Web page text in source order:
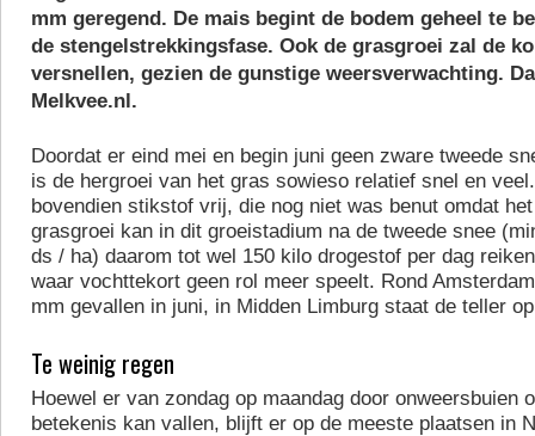
mm geregend. De mais begint de bodem geheel te
de stengelstrekkingsfase. Ook de grasgroei zal de
versnellen, gezien de gunstige weersverwachting.
Melkvee.nl.
Doordat er eind mei en begin juni geen zware tweede
is de hergroei van het gras sowieso relatief snel en
bovendien stikstof vrij, die nog niet was benut omdat
grasgroei kan in dit groeistadium na de tweede snee
ds / ha) daarom tot wel 150 kilo drogestof per dag
waar vochttekort geen rol meer speelt. Rond
mm gevallen in juni, in Midden Limburg staat de teller
Te weinig regen
Hoewel er van zondag op maandag door onweersbuien
betekenis kan vallen, blijft er op de meeste plaatsen in